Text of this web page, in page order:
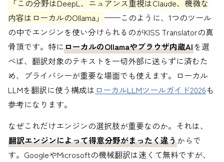
「この分野はDeepL、ニュアンス重視はClaude、機微な
内容はローカルのOllama」 ——このように、1つのツール
の中でエンジンを使い分けられるのがKISS Translatorの真
骨頂です。特にローカルのOllamaやブラウザ内蔵AIを選
べば、翻訳対象のテキストを一切外部に送らずに済むた
め、プライバシーが重要な場面でも使えます。ローカル
LLMを翻訳に使う構成は ローカルLLMツールガイド2026も
参考になります。
なぜこれだけエンジンの選択肢が重要なのか。それは、
翻訳エンジンによって得意分野がまったく違うからで
す。GoogleやMicrosoftの機械翻訳は速くて無料ですが、